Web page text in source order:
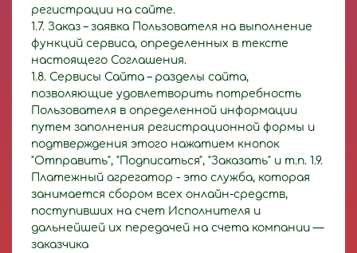
регистрации на сайте.
1.7. Заказ – заявка Пользователя на выполнение
функций сервиса, определенных в тексте
настоящего Соглашения.
1.8. Сервисы Сайта – разделы сайта,
позволяющие удовлетворить потребность
Пользователя в определенной информации
путем заполнения регистрационной формы и
подтверждения этого нажатием кнопок
"Отправить", "Подписаться", "Заказать" и т.п. 1.9.
Платежный агрегатор - это служба, которая
занимается сбором всех онлайн-средств,
поступивших на счет Исполнителя и
дальнейшей их передачей на счета компании —
заказчика